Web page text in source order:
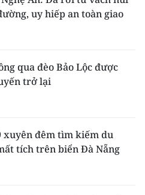
uy hiếp an toàn giao
qua đèo Bảo Lộc được
trở lại
xuyên đêm tìm kiếm du
tích trên biển Đà Nẵng